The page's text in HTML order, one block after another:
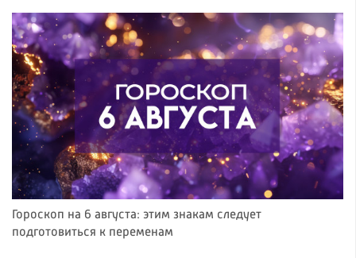
Гороскоп на 6 августа: этим знакам следует
подготовиться к переменам